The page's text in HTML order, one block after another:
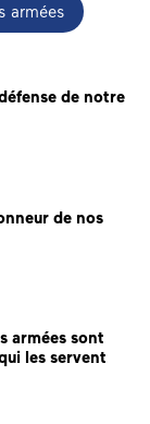
armées
de notre
de nos
armées sont
les servent